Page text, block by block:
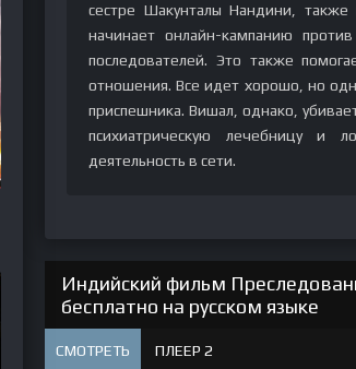
сестре Шакунталы Нандини,
начинает онлайн-кампанию
последователей. Это также
отношения. Все идет хорошо, но
приспешника. Вишал, однако,
психиатрическую лечебницу и
деятельность в сети.
Индийский фильм
бесплатно на русском языке
СМОТРЕТЬ ПЛЕЕР 2